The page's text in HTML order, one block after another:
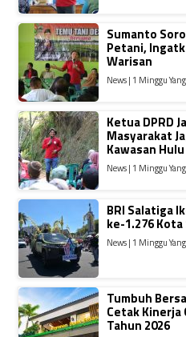
Sumanto
Petani,
Warisan
News | 1 Minggu
Ketua DPRD
Masyarakat
Kawasan Hulu
News | 1 Minggu
BRI Salatiga
ke-1.276
News | 1 Minggu
Tumbuh
Cetak Kinerja
Tahun 2026